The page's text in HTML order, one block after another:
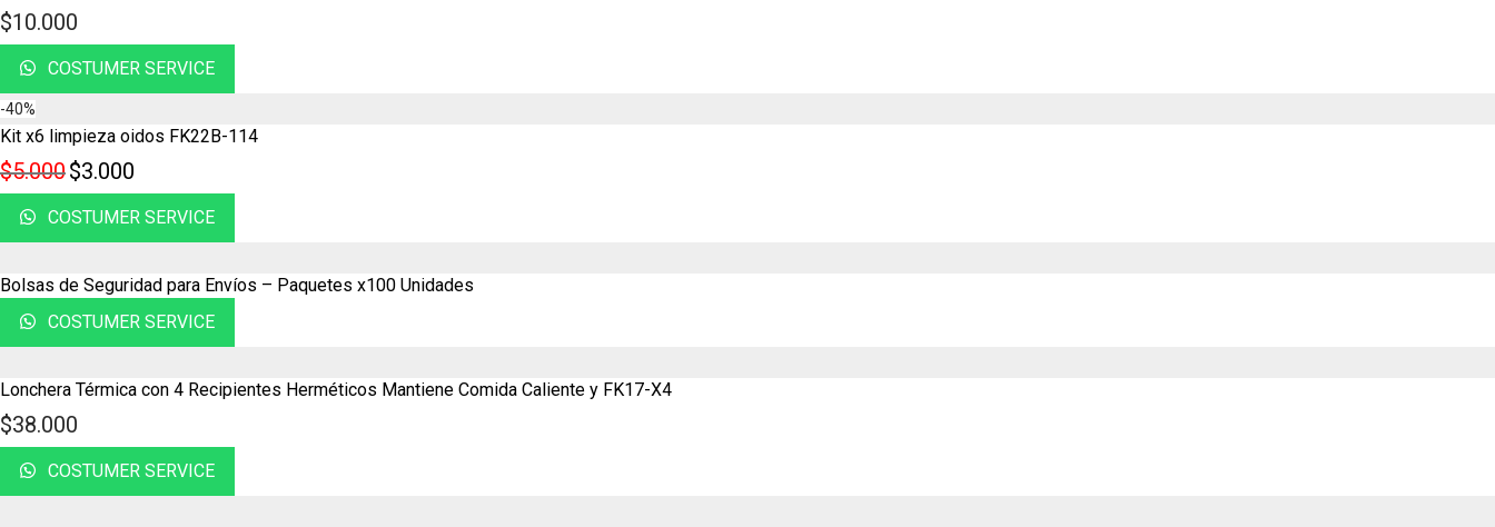
$10.000
COSTUMER SERVICE
-40%
Kit x6 limpieza oidos FK22B-114
$5.000$3.000
COSTUMER SERVICE
Bolsas de Seguridad para Envíos – Paquetes x100 Unidades
COSTUMER SERVICE
Lonchera Térmica con 4 Recipientes Herméticos Mantiene Comida Caliente y FK17-X4
$38.000
COSTUMER SERVICE